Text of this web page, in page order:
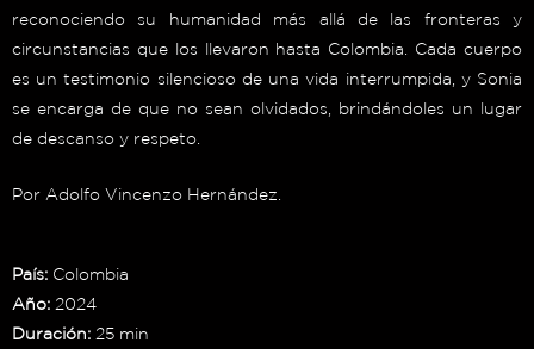
reconociendo su humanidad más allá de las fronteras y
circunstancias que los llevaron hasta Colombia. Cada cuerpo
es un testimonio silencioso de una vida interrumpida, y Sonia
se encarga de que no sean olvidados, brindándoles un lugar
de descanso y respeto.
Por Adolfo Vincenzo Hernández
País: Colombia
Año: 2024
Duración: 25 min